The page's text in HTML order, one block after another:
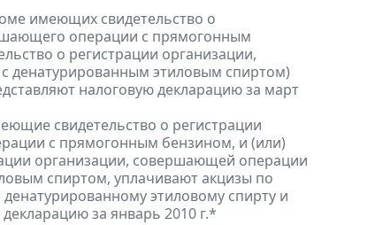
имеющих свидетельство о
операции с прямогонным
о регистрации организации,
денатурированным этиловым спиртом)
налоговую декларацию за март
свидетельство о регистрации
с прямогонным бензином, и (или)
организации, совершающей операции
спиртом, уплачивают акцизы по
этиловому спирту и
за январь 2010 г.*